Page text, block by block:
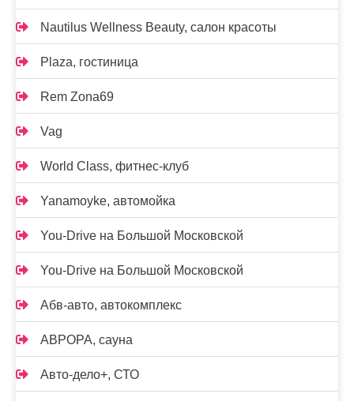
Nautilus Wellness Beauty, салон красоты
Plaza, гостиница
Rem Zona69
Vag
World Class, фитнес-клуб
Yanamoyke, автомойка
You-Drive на Большой Московской
You-Drive на Большой Московской
Абв-авто, автокомплекс
АВРОРА, сауна
Авто-дело+, СТО